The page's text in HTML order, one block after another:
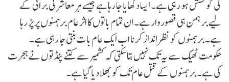
کی کوشش ہو رہی ہے۔ ایسا دکھایا جا رہا ہے جیسے ہر معاشرتی برائی کے
لیے برہمن ہی قصوروار ہے۔ ان تمام باتوں کا اثر عام برہمنوں پر پڑ رہا
ہے۔ برہمنوں کو نظر انداز کرنا اب ایک عام بات بنتی جا رہی ہے۔
حکومت ٹھیک سے یہ تک نہیں بتا سکتی کہ کشمیر سے کتنے پنڈتوں نے ہجرت
کی ہے۔ برہمنوں کے قتل عام تک کو بھلا دیا گیا ہے۔